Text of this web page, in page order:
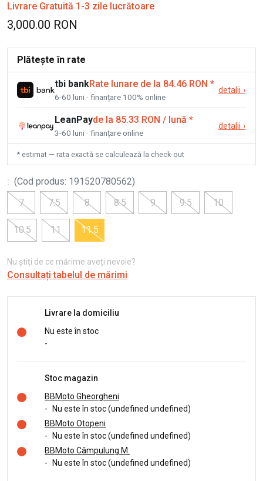
Livrare Gratuită 1-3 zile lucrătoare
3,000.00 RON
Plătește în rate
tbi bankRate lunare de la 84.46 RON *
6-60 luni · finanțare 100% online
detalii ›
LeanPayde la 85.33 RON / lună *
3-60 luni · finanțare online
detalii ›
* estimat — rata exactă se calculează la check-out
: (Cod produs: 191520780562)
7
7.5 8 8.5 9 9.5 10
10.5 11 11.5
Nu știți de ce mărime aveți nevoie?
Consultați tabelul de mărimi
Livrare la domiciliu
Nu este în stoc
-
Stoc magazin
BBMoto Gheorgheni
-
Nu este în stoc (undefined undefined)
BBMoto Otopeni
-
Nu este în stoc (undefined undefined)
BBMoto Câmpulung M.
-
Nu este în stoc (undefined undefined)